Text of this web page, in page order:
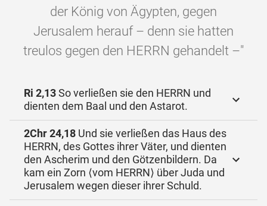
der König von Ägypten, gegen
Jerusalem herauf – denn sie hatten
treulos gegen den HERRN gehandelt –"
Ri 2,13So verließen sie den HERRN und
dienten dem Baal und den Astarot.
2Chr 24,18 Und sie verließen das Haus des
HERRN, des Gottes ihrer Väter, und dienten
den Ascherim und den Götzenbildern. Da
kam ein Zorn ⟨vom HERRN⟩ über Juda und
Jerusalem wegen dieser ihrer Schuld.